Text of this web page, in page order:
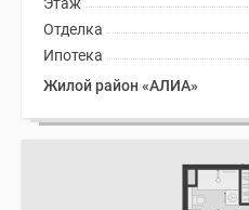
Отделка
Ипотека
Жилой район «АЛИА»